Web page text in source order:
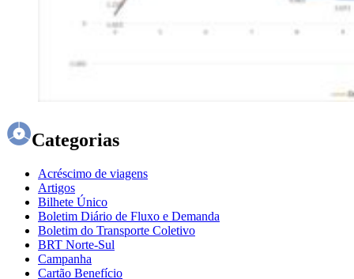
Categorias
Acréscimo de viagens
Artigos
Bilhete Único
Boletim Diário de Fluxo e Demanda
Boletim do Transporte Coletivo
BRT Norte-Sul
Campanha
Cartão Benefício